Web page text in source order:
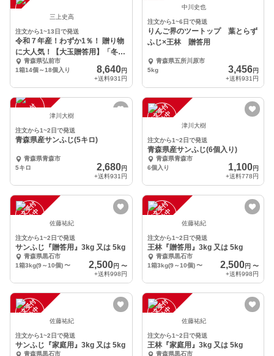
三上史高
注文から1~13日で発送
令和７年産！わずか1％！ 贈り物
に大人気！【大玉贈答用】「冬ギ
フト！」青森県産り
青森県弘前市
1箱14個～18個入り
8,640円
+送料931円
中川史也
注文から1~6日で発送
りんご界のツートップ 葉とらず
ふじ×王林 贈答用
青森県五所川原市
5kg
3,456円
+送料931円
注
文
受
付
停
止 津川大樹
注文から1~2日で発送
青森県産サンふじ(5キロ)
青森県青森市
5キロ
2,680円
+送料931円
注
文
受
付
停
止
中 津川大樹
注文から1~2日で発送
青森県産サンふじ(6個入り)
青森県青森市
6個入り
1,100円
+送料778円
注
文
受
付
停
止
中 佐藤祐紀
注文から1~2日で発送
サンふじ『贈答用』3kg 又は 5kg
青森県黒石市
1箱3kg(9～10個)〜 2,500円 〜
+送料998円
注
文
受
付
停
止
中 佐藤祐紀
注文から1~2日で発送
王林『贈答用』3kg 又は 5kg
青森県黒石市
1箱3kg(9～10個) 〜 2,500円 〜
+送料998円
注
文
受
付
停
止
中 佐藤祐紀
注文から1~2日で発送
サンふじ『家庭用』3kg 又は 5kg
青森県黒石市
注
文
受
付
停
止
中 佐藤祐紀
注文から1~2日で発送
王林『家庭用』3kg 又は 5kg
青森県黒石市